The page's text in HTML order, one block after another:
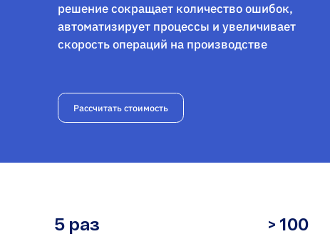
решение сокращает количество ошибок,
автоматизирует процессы и увеличивает
скорость операций на производстве
Рассчитать стоимость
5 раз > 100